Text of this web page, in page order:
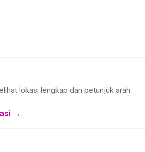
lokasi lengkap dan petunjuk arah.
→